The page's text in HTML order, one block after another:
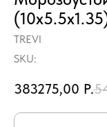
TREVI
SKU:
383275,00 Р.